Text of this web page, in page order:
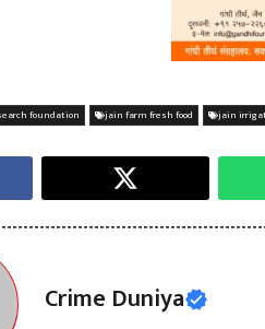
foundation jain farm fresh food jain
Crime Duniya